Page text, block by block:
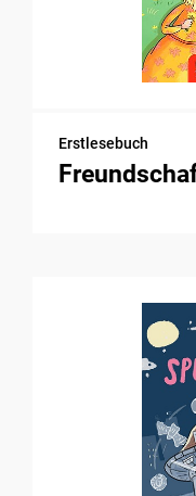
Erstlesebuch